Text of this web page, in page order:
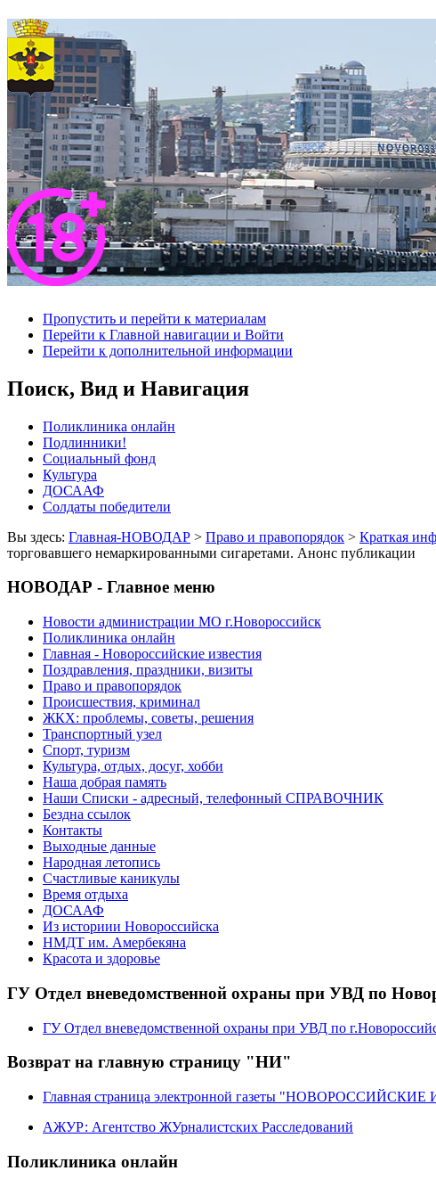
Пропустить и перейти к материалам
Перейти к Главной навигации и Войти
Перейти к дополнительной информации
Поиск, Вид и Навигация
Поликлиника онлайн
Подлинники!
Социальный фонд
Культура
ДОСААФ
Солдаты победители
Вы здесь: Главная-НОВОДАР > Право и правопорядок > Краткая
торговавшего немаркированными сигаретами. Анонс публикации
НОВОДАР - Главное меню
Новости администрации МО г.Новороссийск
Поликлиника онлайн
Главная - Новороссийские известия
Поздравления, праздники, визиты
Право и правопорядок
Происшествия, криминал
ЖКХ: проблемы, советы, решения
Транспортный узел
Спорт, туризм
Культура, отдых, досуг, хобби
Наша добрая память
Наши Списки - адресный, телефонный СПРАВОЧНИК
Бездна ссылок
Контакты
Выходные данные
Народная летопись
Счастливые каникулы
Время отдыха
ДОСААФ
Из историии Новороссийска
НМДТ им. Амербекяна
Красота и здоровье
ГУ Отдел вневедомственной охраны при УВД по
ГУ Отдел вневедомственной охраны при УВД по
Возврат на главную страницу "НИ"
Главная страница электронной газеты
АЖУР: Агентство ЖУрналистских Расследований
Поликлиника онлайн